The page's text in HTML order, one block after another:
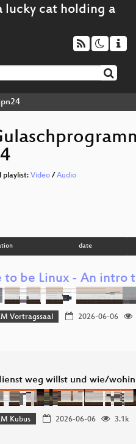
playlist:Video /Audio
date
to be Linux - An intro
Vortragssaal 2026-06-06
weg willst und wie/wohin
Kubus 2026-06-06
3.1k